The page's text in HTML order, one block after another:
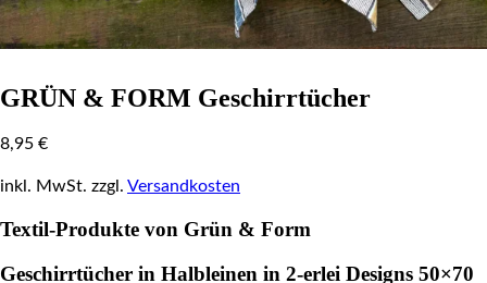
GRÜN & FORM Geschirrtücher
8,95 €
inkl. MwSt. zzgl. Versandkosten
Textil-Produkte von Grün & Form
Geschirrtücher in Halbleinen in 2-erlei Designs 50×70